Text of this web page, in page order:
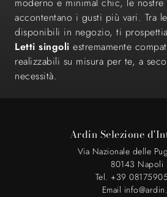
accontentano i gusti più vari. Tra
disponibili in negozio, ti
Letti singoli estremamente
realizzabili su misura per te, a
necessità.
Ardin Selezione
Via Nazionale delle
80143 Napoli
Tel. +39
Email